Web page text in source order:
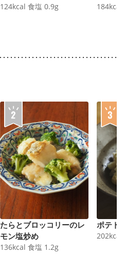
124kcal 食塩 0.9g 184kcal
たらとブロッコリーのレ
モン塩炒め
136kcal 食塩 1.2g
ポテト
202kcal